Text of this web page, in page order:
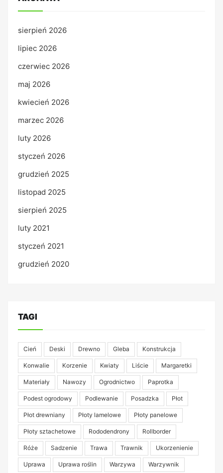
sierpień 2026
lipiec 2026
czerwiec 2026
maj 2026
kwiecień 2026
marzec 2026
luty 2026
styczeń 2026
grudzień 2025
listopad 2025
sierpień 2025
luty 2021
styczeń 2021
grudzień 2020
TAGI
Cień Deski Drewno Gleba Konstrukcja
Konwalie Korzenie Kwiaty Liście Margaretki
Materiały Nawozy Ogrodnictwo Paprotka
Podest ogrodowy Podlewanie Posadzka Płot
Płot drewniany Płoty lamelowe Płoty panelowe
Płoty sztachetowe Rododendrony Rollborder
Róże Sadzenie Trawa Trawnik Ukorzenienie
Uprawa Uprawa roślin Warzywa Warzywnik